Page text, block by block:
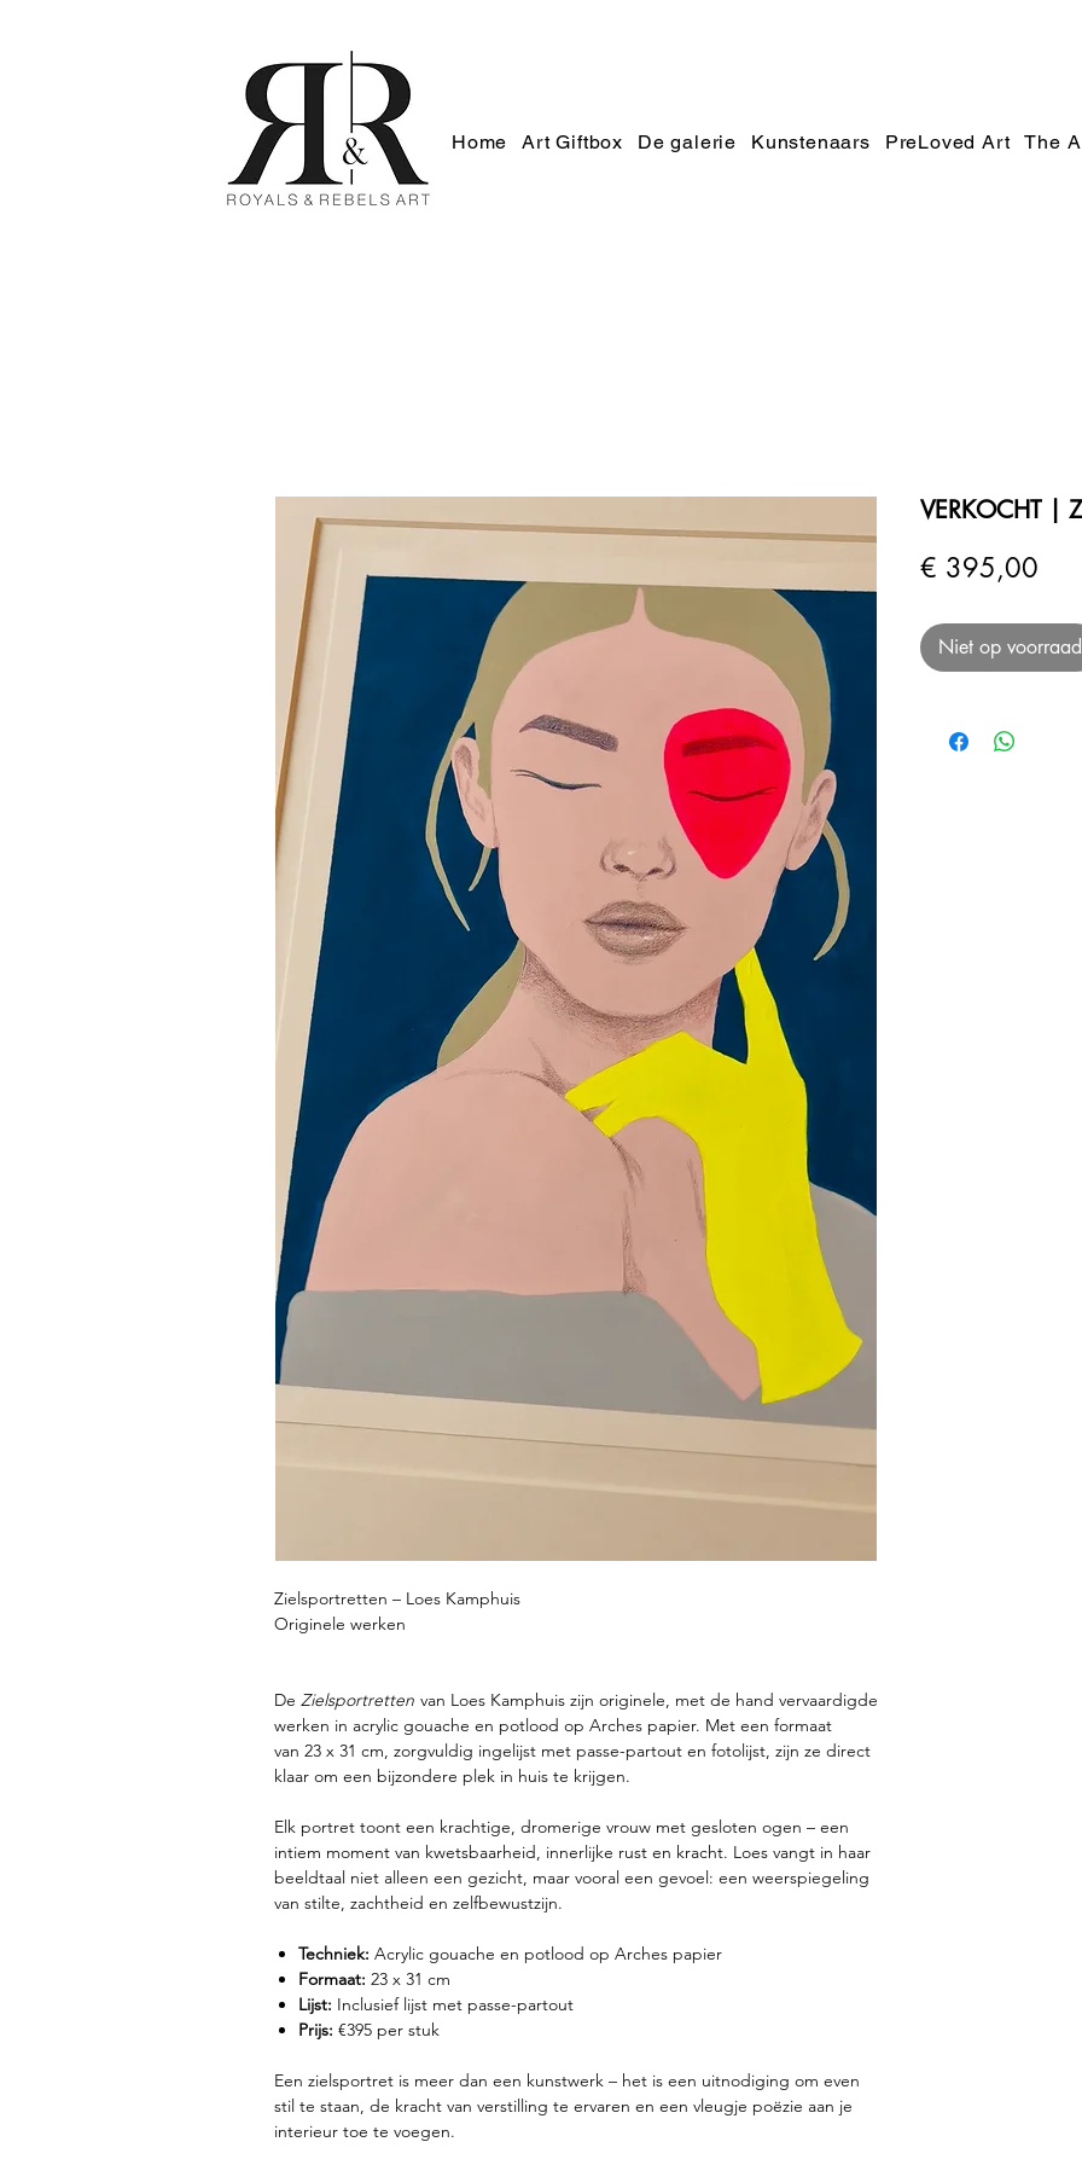
Home Art Giftbox De galerie Kunstenaars PreLoved Art The
Zielsportretten – Loes Kamphuis
Originele werken
De Zielsportretten van Loes Kamphuis zijn originele, met de hand vervaardigde
werken in acrylic gouache en potlood op Arches papier. Met een formaat
van 23 x 31 cm, zorgvuldig ingelijst met passe-partout en fotolijst, zijn ze direct
klaar om een bijzondere plek in huis te krijgen.
Elk portret toont een krachtige, dromerige vrouw met gesloten ogen – een
intiem moment van kwetsbaarheid, innerlijke rust en kracht. Loes vangt in haar
beeldtaal niet alleen een gezicht, maar vooral een gevoel: een weerspiegeling
van stilte, zachtheid en zelfbewustzijn.
Techniek: Acrylic gouache en potlood op Arches papier
Formaat: 23 x 31 cm
Lijst: Inclusief lijst met passe-partout
Prijs: €395 per stuk
Een zielsportret is meer dan een kunstwerk – het is een uitnodiging om even
stil te staan, de kracht van verstilling te ervaren en een vleugje poëzie aan je
interieur toe te voegen.
VERKOCHT |
€ 395,00
Niet op voorraad